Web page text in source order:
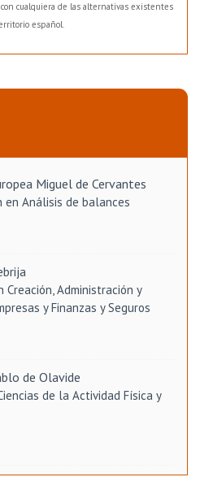
cualquiera de las alternativas existentes
español.
Miguel de Cervantes
en Análisis de balances
Creación, Administración y
y Finanzas y Seguros
de Olavide
de la Actividad Física y